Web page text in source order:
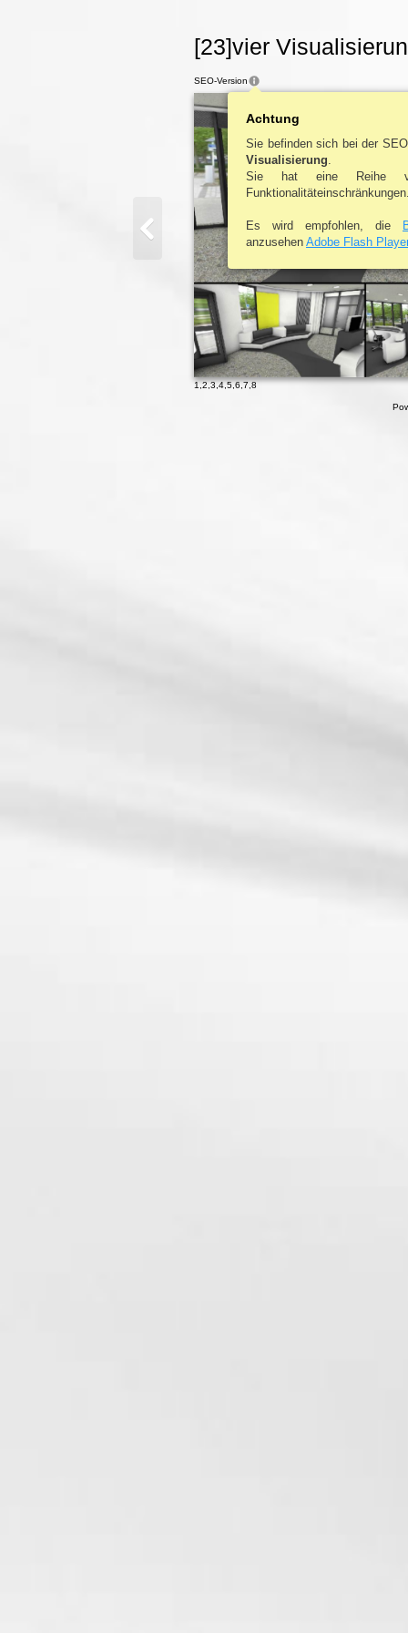
[23]vier
SEO-Version
Achtung
Sie befinden sich bei der
Visualisierung
Sie hat eine Reihe
Es wird empfohlen, die
anzusehen Adobe Flash
1,2,3,4,5,6,7,8